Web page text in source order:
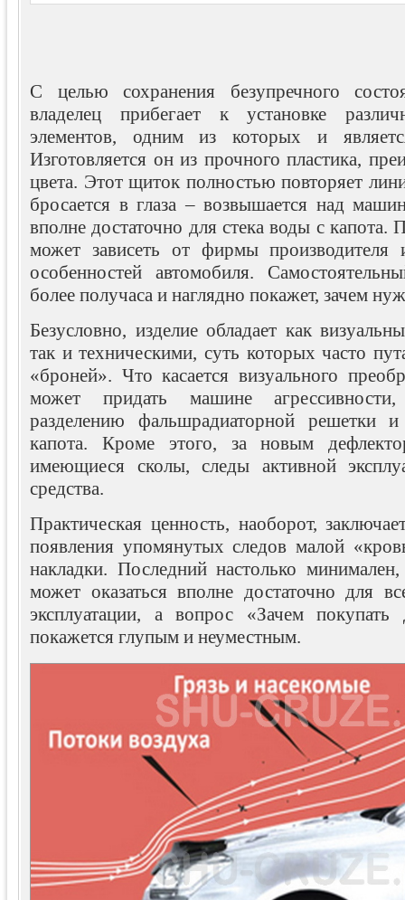
С целью сохранения безупречного
владелец прибегает к установке
элементов, одним из которых и
Изготовляется он из прочного пластика,
цвета. Этот щиток полностью повторяет
бросается в глаза – возвышается над
вполне достаточно для стека воды с капота.
может зависеть от фирмы производителя
особенностей автомобиля.
более получаса и наглядно покажет, зачем
Безусловно, изделие обладает как
так и техническими, суть которых часто
«броней». Что касается визуального
может придать машине
разделению фальшрадиаторной решетки
капота. Кроме этого, за новым
имеющиеся сколы, следы активной
средства.
Практическая ценность, наоборот,
появления упомянутых следов малой
накладки. Последний настолько
может оказаться вполне достаточно для
эксплуатации, а вопрос «Зачем покупать
покажется глупым и неуместным.